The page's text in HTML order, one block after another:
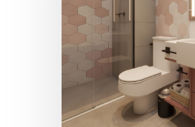
essenciais
que
você
precisa
saber